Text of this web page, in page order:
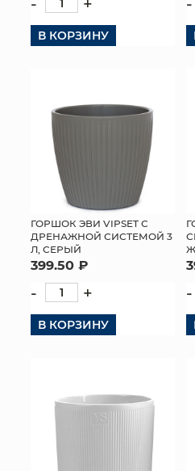
ДОСТАВКА
В КОРЗИНУ
ГОРШОК ЭВИ VIPSET С
ДРЕНАЖНОЙ СИСТЕМОЙ 3
Л, СЕРЫЙ
399.50 ₽
- +
В КОРЗИНУ
-